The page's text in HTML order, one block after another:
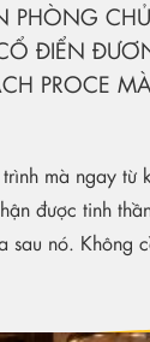
PHÒNG
ĐIỂN
PROCE
GIAN
mà ngay từ
được tinh
sau nó. Không